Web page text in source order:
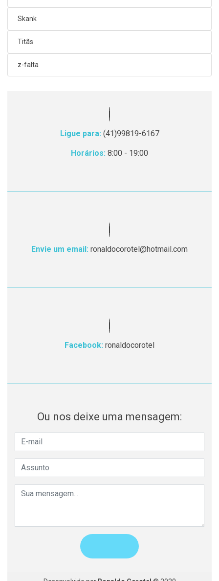
Skank
Titãs
z-falta
Ligue para: (41)99819-6167
Horários: 8:00 - 19:00
Envie um email: ronaldocorotel@hotmail.com
Facebook: ronaldocorotel
Ou nos deixe uma mensagem: